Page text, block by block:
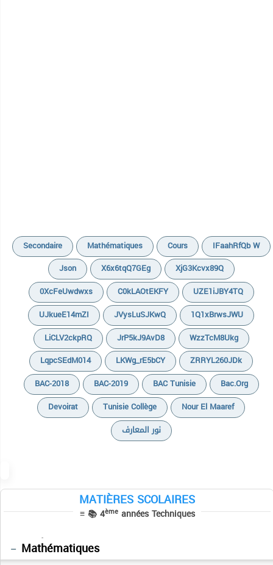
Secondaire Mathématiques Cours
IFaahRfQb W
Json
X6x6tqQ7GEg
XjG3Kcvx89Q
0XcFeUwdwxs
C0kLAOtEKFY
UZE1iJBY4TQ
UJkueE14mZI
JVysLuSJKwQ
1Q1xBrwsJWU
LiCLV2ckpRQ
JrP5kJ9AvD8
WzzTcM8Ukg
LqpcSEdM014
LKWg_rE5bCY
ZRRYL260JDk
BAC-2018
BAC-2019 BAC Tunisie
Bac.org
Devoirat
Tunisie Collège
Nour El Maaref
نور المعارف
MATIÈRES SCOLAIRES
≡ 📚 4èmeannées Techniques
Anglais
Cours
Mathématiques